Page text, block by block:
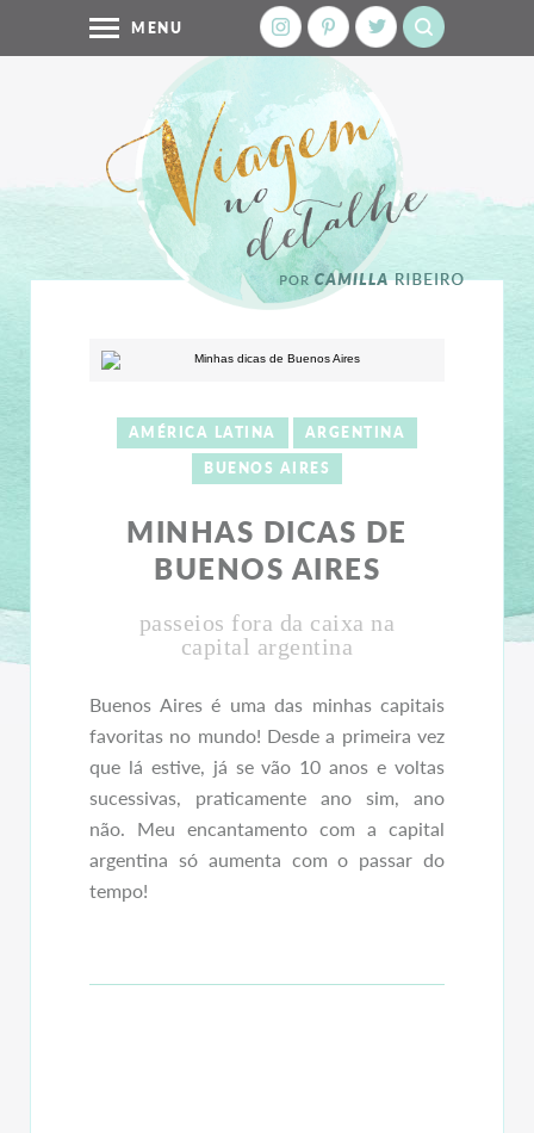
MENU
AMÉRICA LATINA
ARGENTINA
BUENOS AIRES
MINHAS DICAS DE
BUENOS AIRES
passeios fora da caixa na
capital argentina
Buenos Aires é uma das minhas capitais
favoritas no mundo! Desde a primeira vez
que lá estive, já se vão 10 anos e voltas
sucessivas, praticamente ano sim, ano
não. Meu encantamento com a capital
argentina só aumenta com o passar do
tempo!